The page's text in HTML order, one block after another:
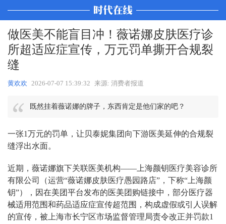
做医美不能盲目冲！薇诺娜皮肤医疗诊
所超适应症宣传，万元罚单撕开合规裂
缝
黄欢欢 2026-07-07 15:39:32 来源: 消费者报道
既然挂着薇诺娜的牌子，东西肯定是他们家的吧？
一张1万元的罚单，让 贝泰妮集团 向下游医美延伸的合规裂
缝浮出水面。
近期，薇诺娜旗下关联医美机构——上海颜钥医疗美容诊所
有限公司（运营“薇诺娜皮肤医疗愚园路店”，下称“上海颜
钥”），因在美团平台发布的医美团购链接中，部分医疗器
械适用范围和药品适应症宣传超范围，构成虚假或引人误解
的宣传，被上海市长宁区市场监督管理局责令改正并罚款1